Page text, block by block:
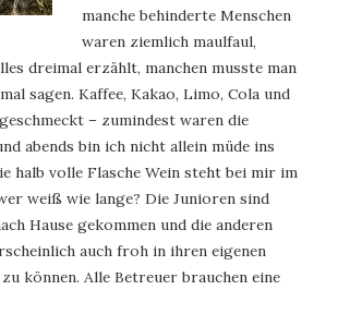
manche behinderte Menschen
waren ziemlich maulfaul,
dreimal erzählt, manchen musste man
sagen. Kaffee, Kakao, Limo, Cola und
– zumindest waren die
abends bin ich nicht allein müde ins
halb volle Flasche Wein steht bei mir im
weiß wie lange? Die Junioren sind
Hause gekommen und die anderen
auch froh in ihren eigenen
können. Alle Betreuer brauchen eine